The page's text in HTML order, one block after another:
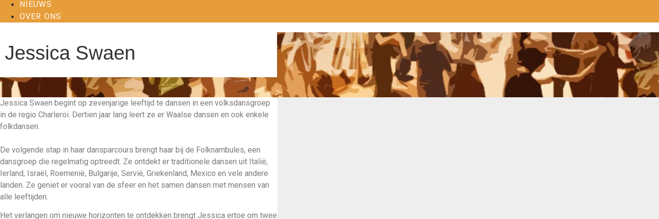
NIEUWS
OVER ONS
Jessica Swaen
Jessica Swaen begint op zevenjarige leeftijd te dansen in een volksdansgroep
in de regio Charleroi. Dertien jaar lang leert ze er Waalse dansen en ook enkele
folkdansen.
De volgende stap in haar dansparcours brengt haar bij de Folknambules, een
dansgroep die regelmatig optreedt. Ze ontdekt er traditionele dansen uit Italië,
Ierland, Israël, Roemenië, Bulgarije, Servië, Griekenland, Mexico en vele andere
landen. Ze geniet er vooral van de sfeer en het samen dansen met mensen van
alle leeftijden.
Het verlangen om nieuwe horizonten te ontdekken brengt Jessica ertoe om twee